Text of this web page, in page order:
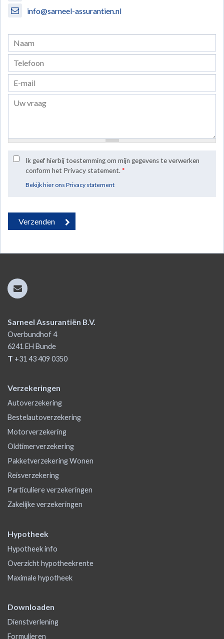
info@sarneel-assurantien.nl
Ik geef hierbij toestemming om mijn gegevens te verwerken
conform het Privacy statement. *
Bekijk hier ons Privacy statement
Sarneel Assurantiën B.V.
Overbundhof 4
6241 EH Bunde
T +31 43 409 0350
Verzekeringen
Autoverzekering
Bestelautoverzekering
Motorverzekering
Oldtimerverzekering
Pakketverzekering Wonen
Reisverzekering
Particuliere verzekeringen
Zakelijke verzekeringen
Hypotheek
Hypotheek info
Overzicht hypotheekrente
Maximale hypotheek
Downloaden
Dienstverlening
Formulieren